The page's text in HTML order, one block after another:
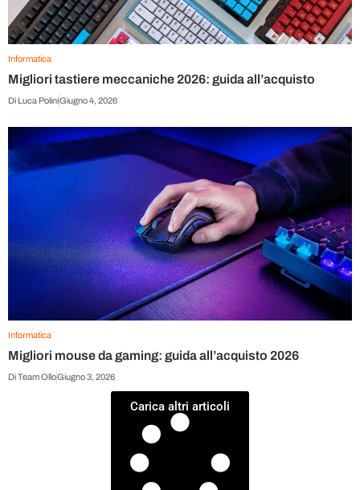
Informatica
Migliori tastiere meccaniche 2026: guida all’acquisto
Di Luca PoliniGiugno 4, 2026
Informatica
Migliori mouse da gaming: guida all’acquisto 2026
DiTeam OlloGiugno 3, 2026
Carica altri articoli